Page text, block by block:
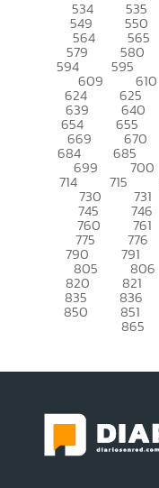
534 535
549 550
564 565
579 580
594 595
609 610
624 625
639 640
654 655
669 670
684 685
699 700
714 715
730 731
745 746
760 761
775 776
790 791
805 806
820 821
835 836
850 851
865